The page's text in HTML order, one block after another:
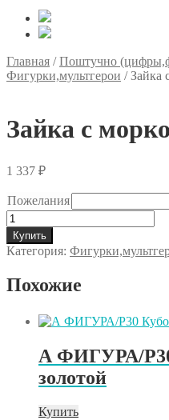
Главная /Поштучно
Фигурки,мультгерои /Зайка
Зайка с
1 337 ₽
Пожелания
Количество
товара
Зайка
с
Купить
Категория:
Похожие
А ФИГУРА/
золотой
Купить